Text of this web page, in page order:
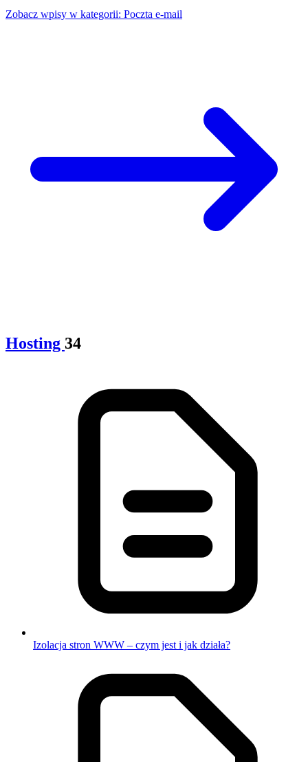
Zobacz wpisy w kategorii: Poczta e-mail
Hosting 34
Izolacja stron WWW – czym jest i jak działa?